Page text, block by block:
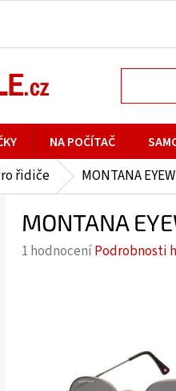
NA POČÍTAČ
řidiče MONTANA
MONTANA
Průměrné
hvězdiček.
1 hodnoceníPodrobnosti